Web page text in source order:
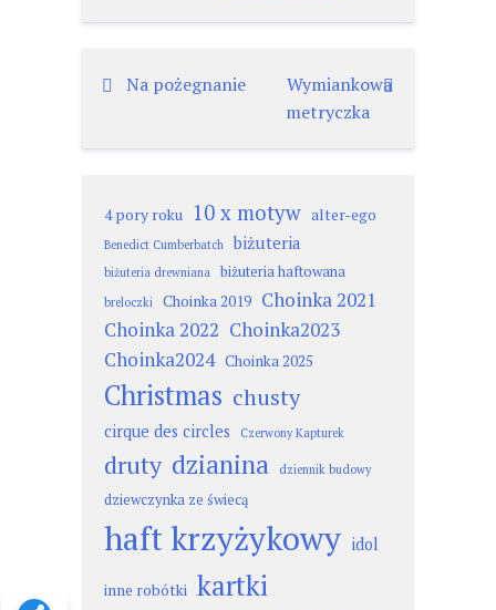
Nawigacja
Na pożegnanie
Wymiankowa
metryczka
4 pory roku 10 x motyw alter-ego
Benedict Cumberbatch biżuteria
biżuteria drewniana biżuteria haftowana
breloczki Choinka 2019 Choinka 2021
Choinka 2022 Choinka2023
Choinka2024 Choinka 2025
Christmas chusty
cirque des circles Czerwony Kapturek
druty dzianina dziennik budowy
dziewczynka ze świecą
haft krzyżykowy idol
inne robótki kartki